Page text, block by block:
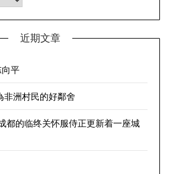
近期文章
向平
非洲村民的好鄰舍
都的临终关怀服侍正更新着一座城